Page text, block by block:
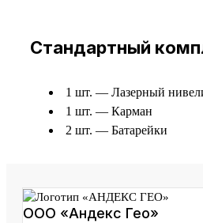
Стандартный
1 шт. — Лазерный
1 шт. — Карман
2 шт. — Батарейки
ООО «Андекс Гео»